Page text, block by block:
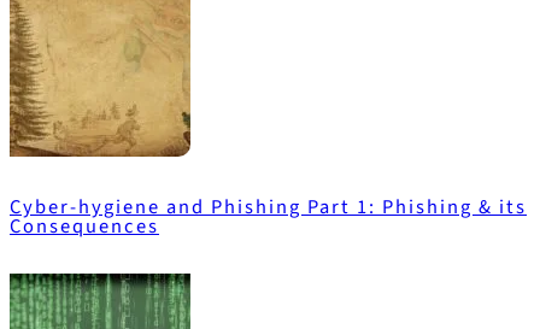
Cyber-hygiene and Phishing Part 1: Phishing & its
Consequences